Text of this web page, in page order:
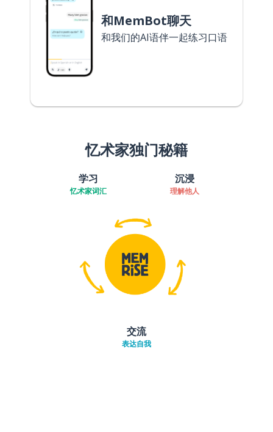
和MemBot聊天
和我们的AI语伴一起练习口语
忆术家独门秘籍
学习
忆术家词汇
沉浸
理解他人
交流
表达自我